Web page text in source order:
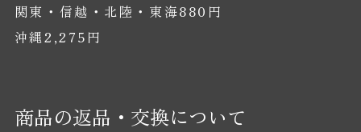
関東・信越・北陸・東海880円
沖縄2,275円
商品の返品・交換について